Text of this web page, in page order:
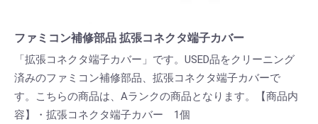
ファミコン補修部品 拡張コネクタ端子カバー
「拡張コネクタ端子カバー」です。USED品をクリーニング
済みのファミコン補修部品、拡張コネクタ端子カバーで
す。こちらの商品は、Aランクの商品となります。【商品内
容】・拡張コネクタ端子カバー 1個